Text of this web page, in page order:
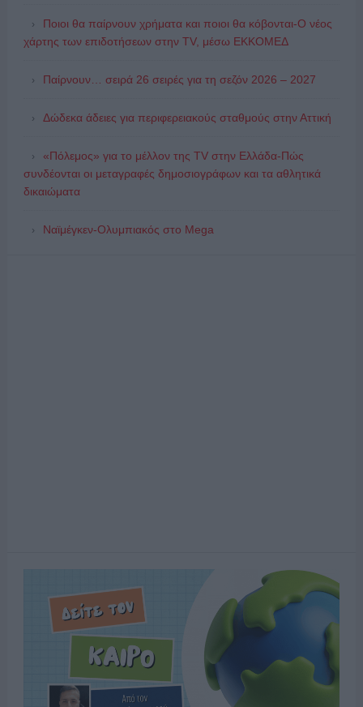
Ποιοι θα παίρνουν χρήματα και ποιοι θα κόβονται-Ο νέος
χάρτης των επιδοτήσεων στην TV, μέσω ΕΚΚΟΜΕΔ
Παίρνουν… σειρά 26 σειρές για τη σεζόν 2026 – 2027
Δώδεκα άδειες για περιφερειακούς σταθμούς στην Αττική
«Πόλεμος» για το μέλλον της TV στην Ελλάδα-Πώς
συνδέονται οι μεταγραφές δημοσιογράφων και τα αθλητικά
δικαιώματα
Ναϊμέγκεν-Ολυμπιακός στο Mega